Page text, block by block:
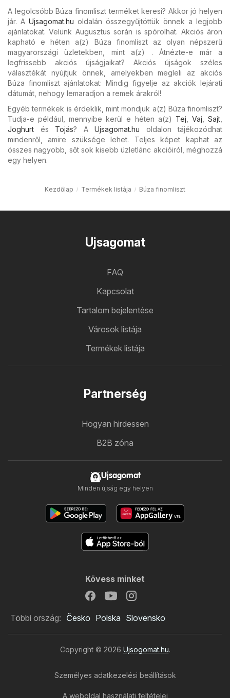
A legolcsóbb Búza finomliszt terméket keresi? Akkor jó helyen
jár. A Ujsagomat.hu oldalán összegyűjtöttük önnek a legjobb
ajánlatokat. Velünk Augusztus során is spórolhat. Akciós áron
kapható e héten a(z) Búza finomliszt az olyan népszerű
magyarországi üzletekben, mint a(z) . Átnézte-e már a
legfrissebb akciós újságjaikat? Akciós újságok széles
választékát nyújtjuk önnek, amelyekben megleli az akciós
Búza finomliszt ajánlatokat: Mindig figyelje az akciók lejárati
dátumát, nehogy lemaradjon a remek árakról!
Egyéb termékek is érdeklik, mint mondjuk a(z) Búza finomliszt?
Tudja-e például, mennyibe kerül e héten a(z) Tej Vaj ,Sajt
Joghurt és Tojás? A Ujsagomat.hu oldalon tájékozódhat
mindenről, amire szüksége lehet. Teljes képet kaphat az
összes nagyobb, sőt sok kisebb üzletlánc akcióiról, méghozzá
egy helyen.
Kezdőlap Termékek listája Búza finomliszt
Ujsagomat
FAQ
Kapcsolat
Tartalom bejelentése
Városok listája
Termékek listája
Partnerség
Hogyan hirdessen
B2B zóna
Ujsagomat
Minden újság egy helyen
Kövess minket
Többi ország: Česko Polska Slovensko
Copyright © 2026 Ujsogomat.hu.
Személyes adatkezelési beállítások
A weboldal használati feltételei